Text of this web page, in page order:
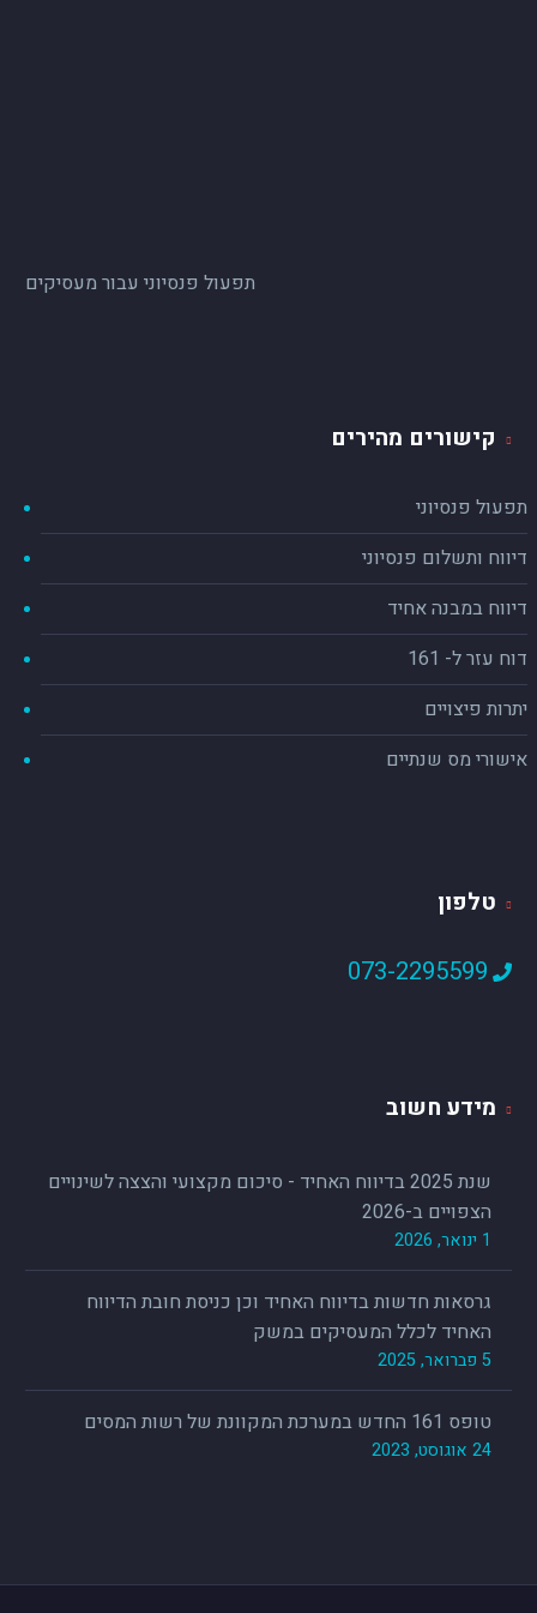
תפעול פנסיוני עבור מעסיקים
קישורים מהירים
תפעול פנסיוני
דיווח ותשלום פנסיוני
דיווח במבנה אחיד
דוח עזר ל- 161
יתרות פיצויים
אישורי מס שנתיים
טלפון
073-2295599
מידע חשוב
שנת 2025 בדיווח האחיד - סיכום מקצועי והצצה לשינויים
הצפויים ב-2026
1 ינואר, 2026
גרסאות חדשות בדיווח האחיד וכן כניסת חובת הדיווח
האחיד לכלל המעסיקים במשק
5 פברואר, 2025
טופס 161 החדש במערכת המקוונת של רשות המסים
24 אוגוסט, 2023